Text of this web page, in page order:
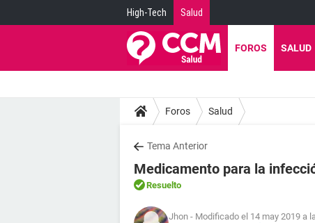
High-Tech Salud
FOROS SALUD
Foros Salud
Tema Anterior
Medicamento para la
Resuelto
Jhon - Modificado el 14 may 2019 a